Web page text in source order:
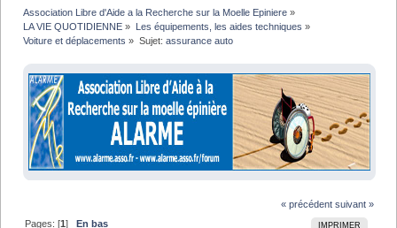
Association Libre d'Aide a la Recherche sur la Moelle Epiniere »
LA VIE QUOTIDIENNE » Les équipements, les aides techniques »
Voiture et déplacements » Sujet: assurance auto
« précédent suivant »
IMPRIMER
Pages: [1] En bas